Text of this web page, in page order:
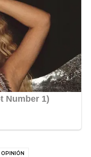
OPINIÓN